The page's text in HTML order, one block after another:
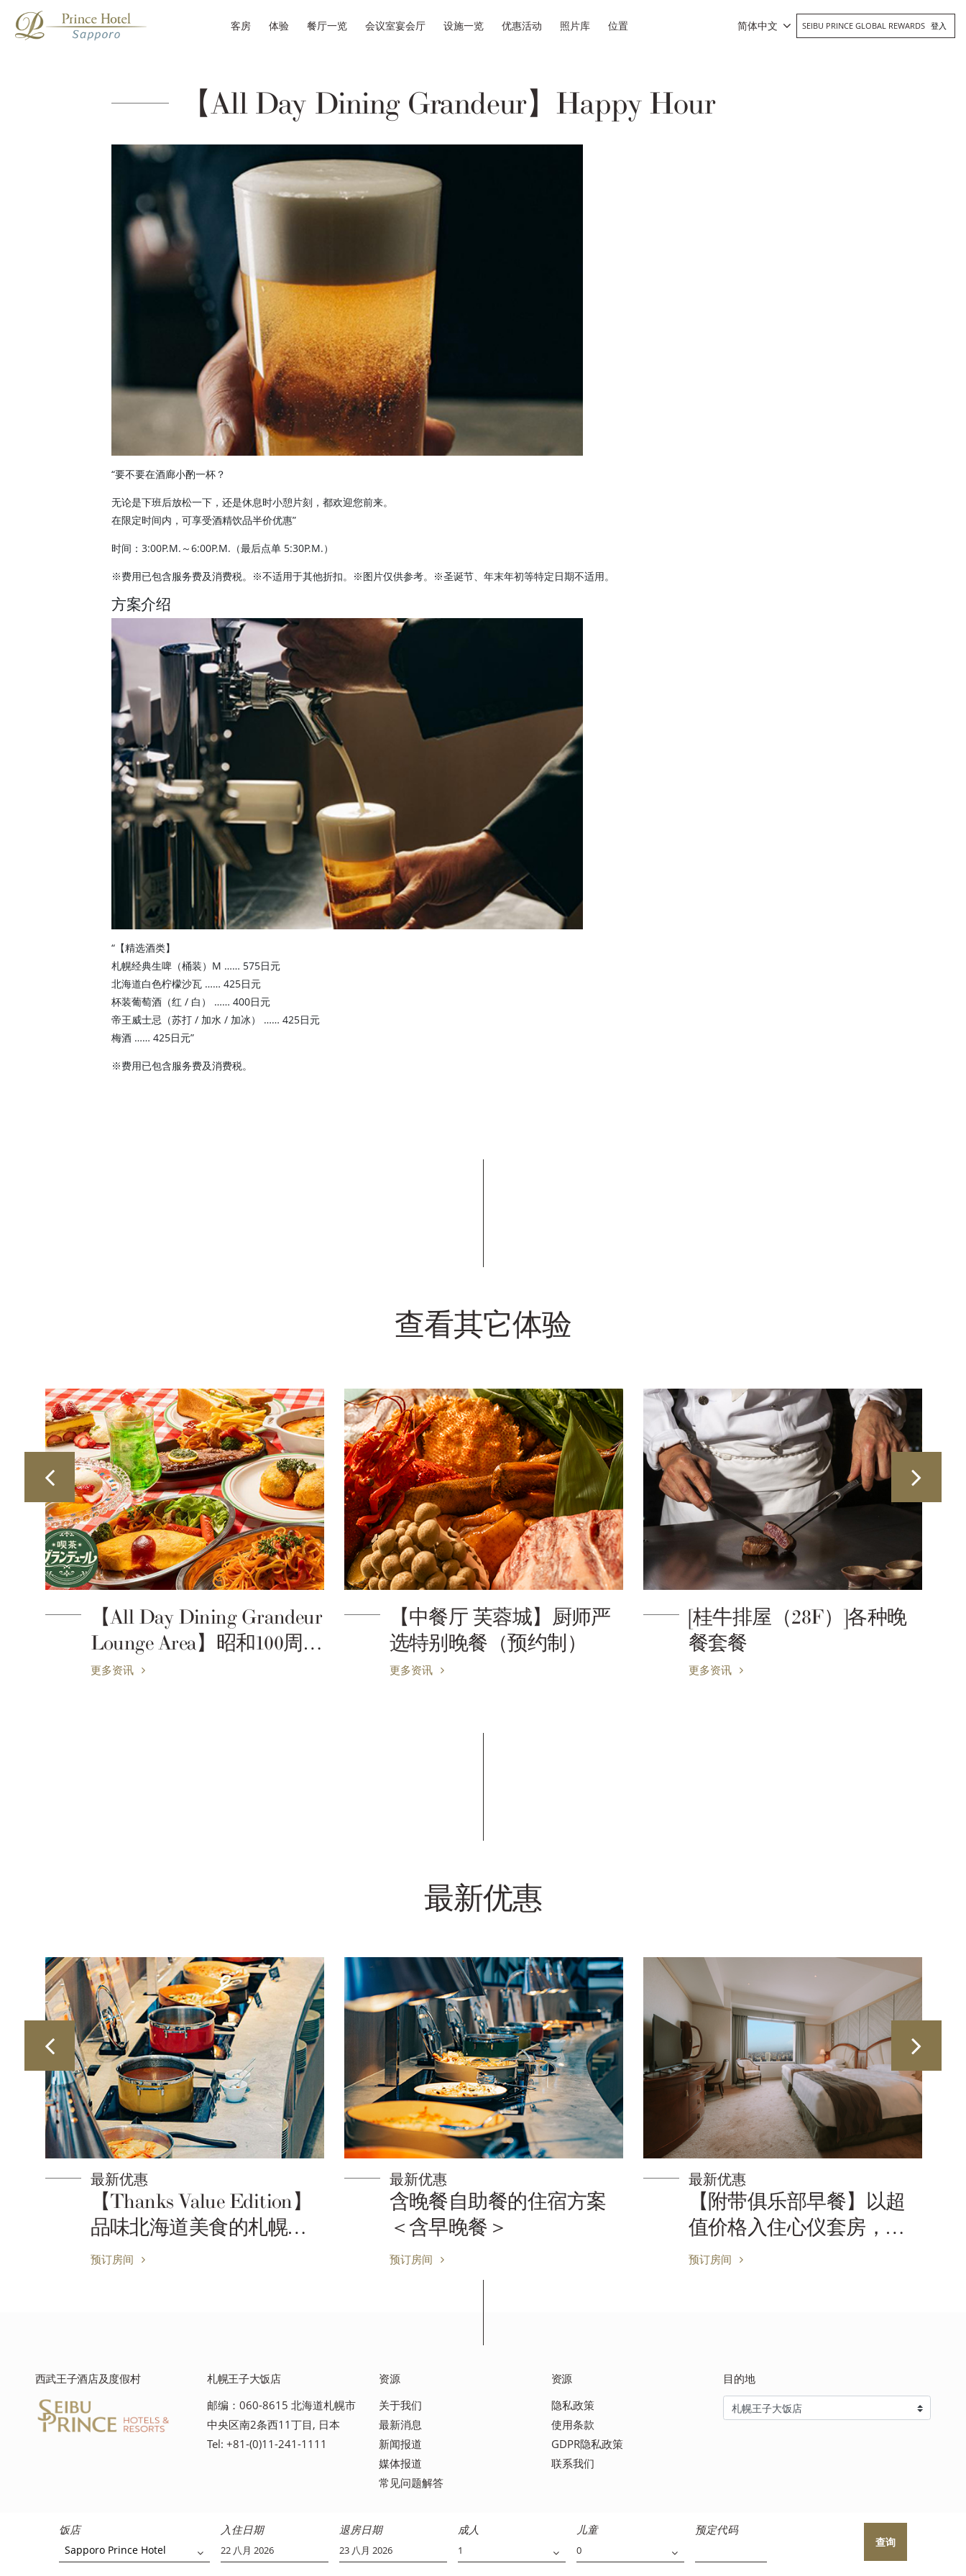
客房 体验 餐厅一览 会议室宴会厅 设施一览 优惠活动 照片库 位置 简体中文 SEIBU PRINCE GLOBAL REWARDS 登入
饭店
Sapporo Prince Hotel
入住日期 退房日期 成人 儿童 预定代码
查询
【All Day Dining Grandeur】Happy Hour
“要不要在酒廊小酌一杯？
无论是下班后放松一下，还是休息时小憩片刻，都欢迎您前来。
在限定时间内，可享受酒精饮品半价优惠”
时间：3:00P.M.～6:00P.M.（最后点单 5:30P.M.）
※费用已包含服务费及消费税。※不适用于其他折扣。※图片仅供参考。※圣诞节、年末年初等特定日期不适用。
方案介绍
“【精选酒类】
札幌经典生啤（桶装）M …… 575日元
北海道白色柠檬沙瓦 …… 425日元
杯装葡萄酒（红 / 白） …… 400日元
帝王威士忌（苏打 / 加水 / 加冰） …… 425日元
梅酒 …… 425日元”
※费用已包含服务费及消费税。
查看其它体验
【中餐厅 芙蓉城】厨师严
选特别晚餐（预约制）
更多资讯
[桂牛排屋（28F）]各种晚
餐套餐
更多资讯
露天温泉（限住客使用）
更多资讯
最新优惠
最新优惠
含晚餐自助餐的住宿方案
＜含早晚餐＞
预订房间
最新优惠
【附带俱乐部早餐】以超
值价格入住心仪套房，尽
享奢华住宿体验
预订房间
最新优惠
【含俱乐部早餐】缤纷季
节献礼 附带迎宾甜点的住
宿方案
预订房间
西武王子酒店及度假村
札幌王子大饭店
邮编：060-8615 北海道札幌市
中央区南2条西11丁目, 日本
Tel: +81-(0)11-241-1111
资源
关于我们
最新消息
新闻报道
媒体报道
常见问题解答
资源
隐私政策
使用条款
GDPR隐私政策
联系我们
目的地